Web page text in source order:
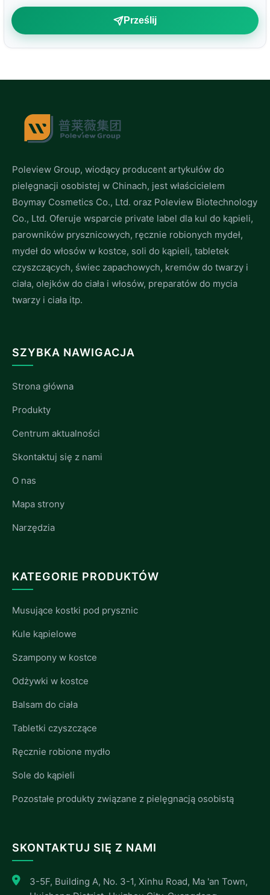
Prześlij
Poleview Group, wiodący producent artykułów do
pielęgnacji osobistej w Chinach, jest właścicielem
Boymay Cosmetics Co., Ltd. oraz Poleview Biotechnology
Co., Ltd. Oferuje wsparcie private label dla kul do kąpieli,
parowników prysznicowych, ręcznie robionych mydeł,
mydeł do włosów w kostce, soli do kąpieli, tabletek
czyszczących, świec zapachowych, kremów do twarzy i
ciała, olejków do ciała i włosów, preparatów do mycia
twarzy i ciała itp.
SZYBKA NAWIGACJA
Strona główna
Produkty
Centrum aktualności
Skontaktuj się z nami
O nas
Mapa strony
Narzędzia
KATEGORIE PRODUKTÓW
Musujące kostki pod prysznic
Kule kąpielowe
Szampony w kostce
Odżywki w kostce
Balsam do ciała
Tabletki czyszczące
Ręcznie robione mydło
Sole do kąpieli
Pozostałe produkty związane z pielęgnacją osobistą
SKONTAKTUJ SIĘ Z NAMI
3-5F, Building A, No. 3-1, Xinhu Road, Ma 'an Town,